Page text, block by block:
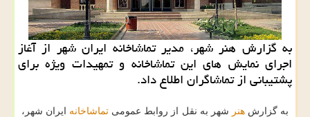
به گزارش هنر شهر، مدیر تماشاخانه ایران شهر از آغاز
اجرای نمایش های این تماشاخانه و تمهیدات ویژه برای
پشتیبانی از تماشاگران اطلاع داد.
به گزارشهنر شهر به نقل از روابط عمومی تماشاخانه ایران شهر،